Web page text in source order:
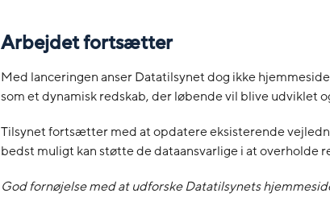
Arbejdet fortsætter
Med lanceringen anser Datatilsynet dog ikke
som et dynamisk redskab, der løbende vil blive udviklet
Tilsynet fortsætter med at opdatere eksisterende
bedst muligt kan støtte de dataansvarlige i at overholde
God fornøjelse med at udforske Datatilsynets